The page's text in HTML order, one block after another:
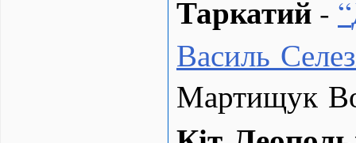
Таркатий - “
Василь
Мартищук